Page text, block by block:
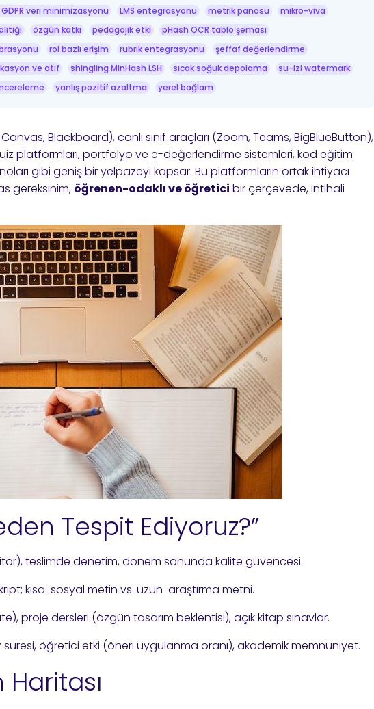
GDPR veri minimizasyonu LMS entegrasyonu metrik panosu
mikro-viva
özgün katkı pedagojik etki
pHash OCR tablo şeması
rol bazlı erişim rubrik entegrasyonu
şeffaf değerlendirme
ve atıf shingling MinHash LSH sıcak soğuk depolama
su-izi watermark
yanlış pozitif azaltma yerel bağlam
Blackboard), canlı sınıf araçları (Zoom, Teams, BigBlueButton),
platformları, portfolyo ve e-değerlendirme sistemleri, kod eğitim
gibi geniş bir yelpazeyi kapsar. Bu platformların ortak ihtiyacı
gereksinim, öğrenen-odaklı ve öğretici bir çerçevede, intihali
Tespit Ediyoruz?”
teslimde denetim, dönem sonunda kalite güvencesi.
kısa-sosyal metin vs. uzun-araştırma metni.
proje dersleri (özgün tasarım beklentisi), açık kitap sınavlar.
süresi, öğretici etki (öneri uygulanma oranı), akademik memnuniyet.
Haritası